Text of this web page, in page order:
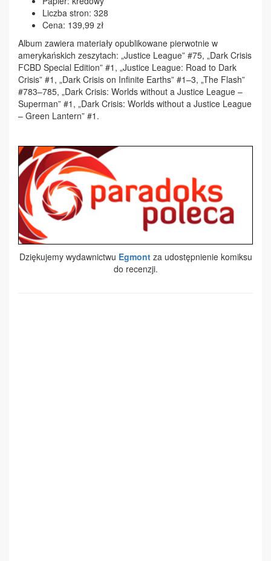
Liczba stron: 328
Cena: 139,99 zł
Album zawiera materiały opublikowane pierwotnie w
amerykańskich zeszytach: „Justice League” #75, „Dark Crisis
FCBD Special Edition” #1, „Justice League: Road to Dark
Crisis” #1, „Dark Crisis on Infinite Earths” #1–3, „The Flash”
#783–785, „Dark Crisis: Worlds without a Justice League –
Superman” #1, „Dark Crisis: Worlds without a Justice League
– Green Lantern” #1.
Dziękujemy wydawnictwu Egmontza udostępnienie komiksu
do recenzji.